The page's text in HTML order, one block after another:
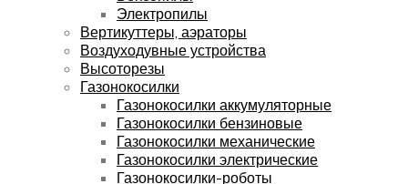
Электропилы
Вертикуттеры, аэраторы
Воздуходувные устройства
Высоторезы
Газонокосилки
Газонокосилки аккумуляторные
Газонокосилки бензиновые
Газонокосилки механические
Газонокосилки электрические
Газонокосилки-роботы